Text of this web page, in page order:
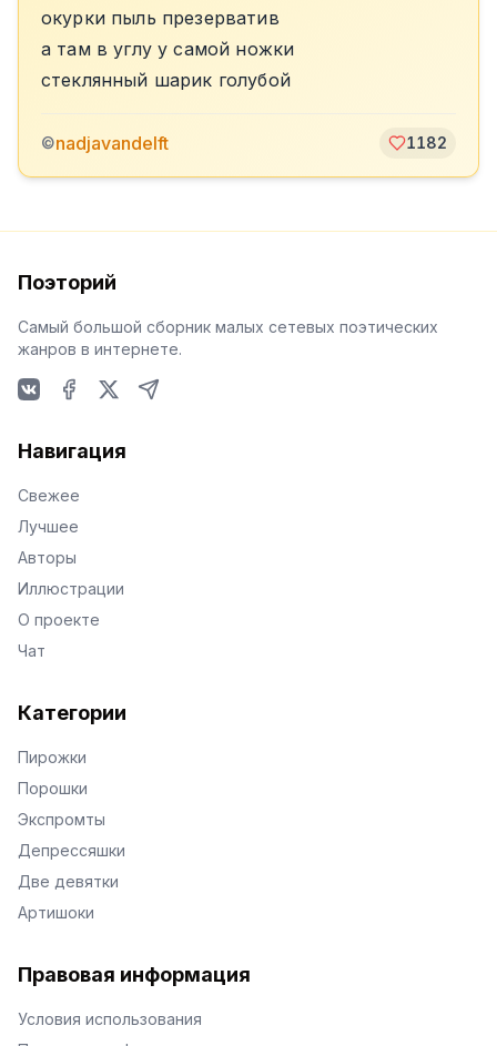
окурки пыль презерватив
а там в углу у самой ножки
стеклянный шарик голубой
©nadjavandelft 1182
Поэторий
Самый большой сборник малых сетевых поэтических
жанров в интернете.
Навигация
Свежее
Лучшее
Авторы
Иллюстрации
О проекте
Чат
Категории
Пирожки
Порошки
Экспромты
Депрессяшки
Две девятки
Артишоки
Правовая информация
Условия использования